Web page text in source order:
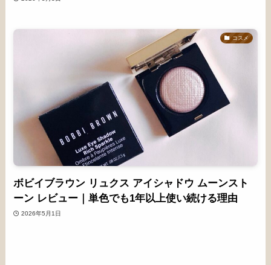
コスメ
ボビイブラウン リュクス アイシャドウ ムーンスト
ーン レビュー｜単色でも1年以上使い続ける理由
2026年5月1日